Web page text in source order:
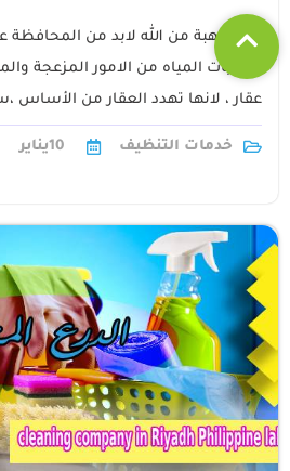
تسربات المياه من الامور المزعجة
عقار ، لانها تهدد العقار من الأساس
خدمات التنظيف 10يناير